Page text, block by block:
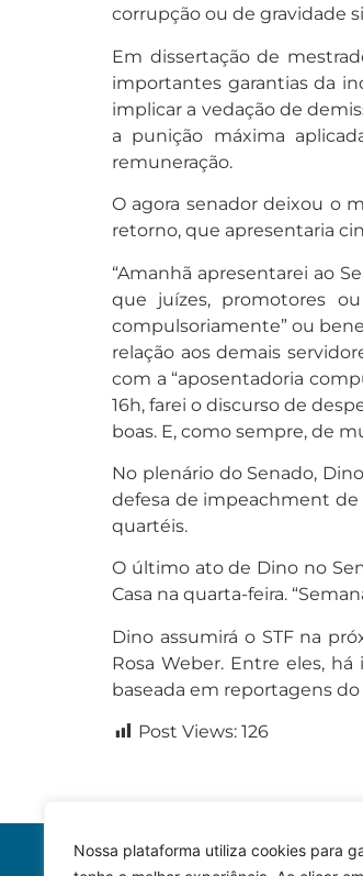
Nossa plataforma utiliza cookies para
corrupção ou de gravidade
Em dissertação de
importantes garantias da
implicar a vedação de
a punição máxima
remuneração.
O agora senador deixou o
retorno, que apresentaria
“Amanhã apresentarei ao
que juízes, promotores
compulsoriamente” ou
relação aos demais
com a “aposentadoria
16h, farei o discurso de
boas. E, como sempre, de
No plenário do Senado,
defesa de impeachment de
quartéis.
O último ato de Dino no
Casa na quarta-feira.
Dino assumirá o STF na
Rosa Weber. Entre eles,
baseada em reportagens do
Post Views: 126